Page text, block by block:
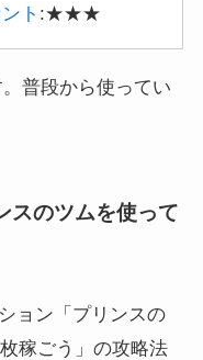
ト :★★★
普段から使ってい
のツムを使って
ョン「 プリンスの
稼ごう 」の攻略法